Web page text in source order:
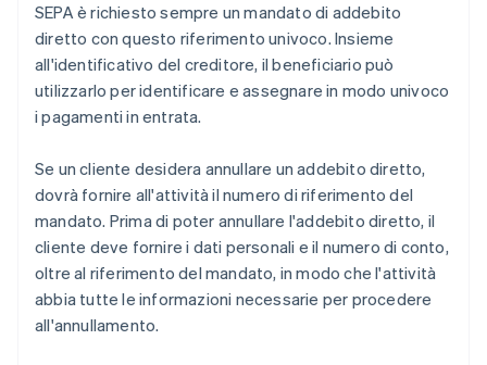
SEPA è richiesto sempre un mandato di addebito
diretto con questo riferimento univoco. Insieme
all'identificativo del creditore, il beneficiario può
utilizzarlo per identificare e assegnare in modo univoco
i pagamenti in entrata.
Se un cliente desidera annullare un addebito diretto,
dovrà fornire all'attività il numero di riferimento del
mandato. Prima di poter annullare l'addebito diretto, il
cliente deve fornire i dati personali e il numero di conto,
oltre al riferimento del mandato, in modo che l'attività
abbia tutte le informazioni necessarie per procedere
all'annullamento.